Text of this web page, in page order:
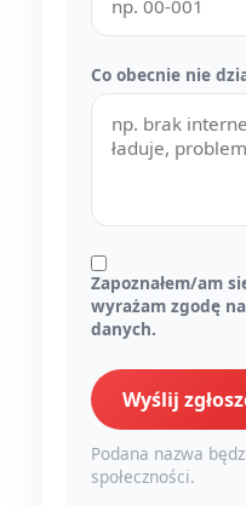
Co obecnie nie
Zapoznałem/am
wyrażam zgodę
danych.
Wyślij
Podana nazwa
społeczności.